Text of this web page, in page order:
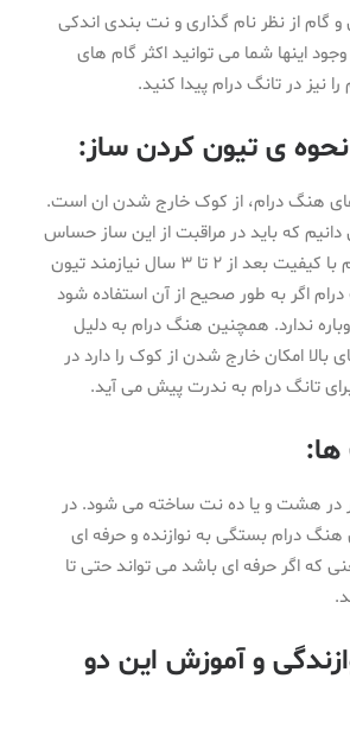
گام از نظر نام گذاری و نت بندی اندکی
اینها شما می توانید اکثر گام های
نیز در تانگ درام پیدا کنید.
هنگ درام، از کوک خارج شدن ان است.
که باید در مراقبت از این ساز حساس
باشیم. زیرا هنگ درام با کیفیت بعد از ۲ تا ۳ سال نیازمند تیون
اگر به طور صحیح از آن استفاده شود
ندارد. همچنین هنگ درام به دلیل
امکان خارج شدن از کوک را دارد در
تانگ درام به ندرت پیش می آید.
در هشت و یا ده نت ساخته می شود. در
درام بستگی به نوازنده و حرفه ای
که اگر حرفه ای باشد می تواند حتی تا
و آموزش این دو